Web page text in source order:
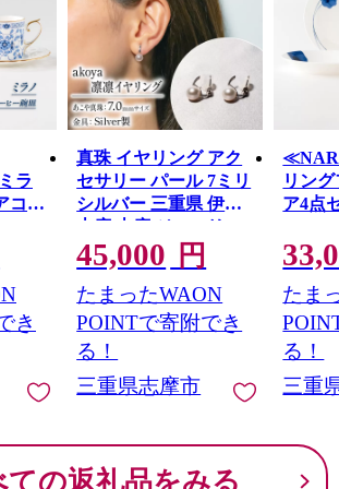
ラ
コー
き
真珠 イヤリング アク
セサリー パール 7ミリ
シルバー 三重県 伊勢
志摩 志摩 ジュエリー
ギフト プレゼント 冠
婚葬祭 入学式 卒業式
結婚式 母の日 バレン
タイン ホワイトデー
アコヤ真珠 本真珠 /
akoya 凛凛 イヤリ
ング
45,000 円
たまったWAON
POINTで寄附でき
る！
三重県志摩市
リン
ア4点
摩 志
ナルミ
ギフ
の日
結婚
ップ〔
たま
る！
三重
ての返礼品をみる